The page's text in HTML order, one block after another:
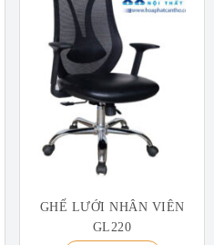
GHẾ LƯỚI NHÂN VIÊN
GL220